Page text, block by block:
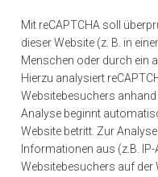
Mit reCAPTCHA soll
dieser Website (z. B. in
Menschen oder durch ein
Hierzu analysiert
Websitebesuchers
Analyse beginnt
Website betritt. Zur
Informationen aus (z.B.
Websitebesuchers auf der